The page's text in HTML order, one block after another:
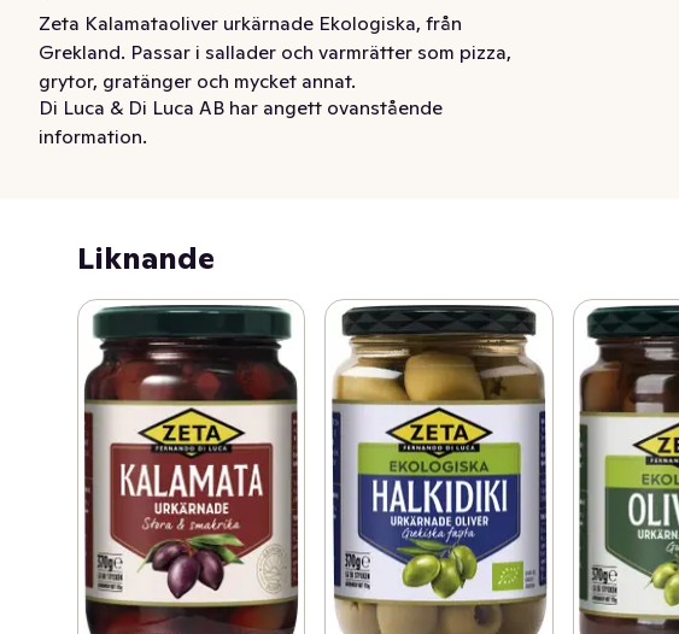
Zeta Kalamataoliver urkärnade Ekologiska, från
Grekland. Passar i sallader och varmrätter som pizza,
grytor, gratänger och mycket annat.
Di Luca & Di Luca AB har angett ovanstående
information.
Liknande